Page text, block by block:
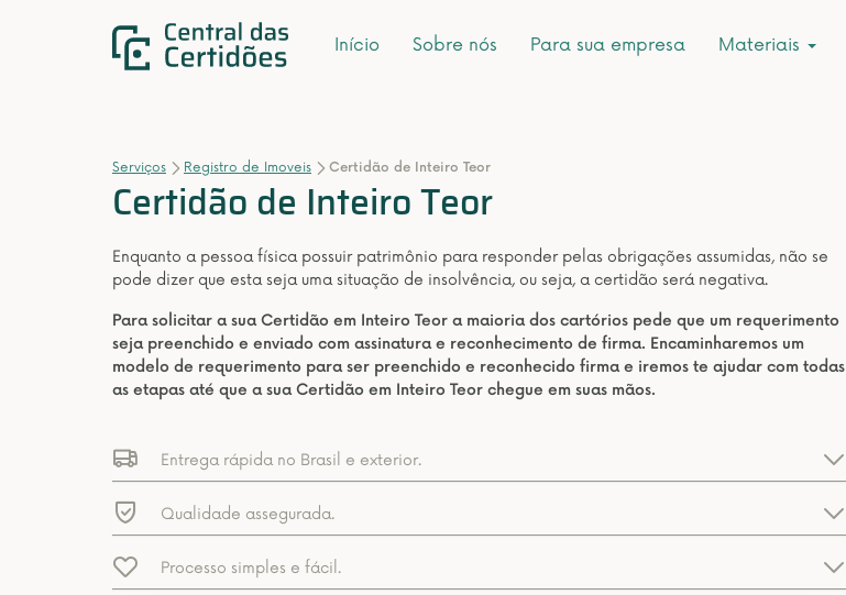
Início Sobre nós Para sua empresa Materiais
Serviços Registro de Imoveis Certidão de Inteiro Teor
Certidão de Inteiro Teor
Enquanto a pessoa física possuir patrimônio para responder pelas obrigações assumidas, não se
pode dizer que esta seja uma situação de insolvência, ou seja, a certidão será negativa.
Para solicitar a sua Certidão em Inteiro Teor a maioria dos cartórios pede que um requerimento
seja preenchido e enviado com assinatura e reconhecimento de firma. Encaminharemos um
modelo de requerimento para ser preenchido e reconhecido firma e iremos te ajudar com todas
as etapas até que a sua Certidão em Inteiro Teor chegue em suas mãos.
Entrega rápida no Brasil e exterior.
Qualidade assegurada.
Processo simples e fácil.